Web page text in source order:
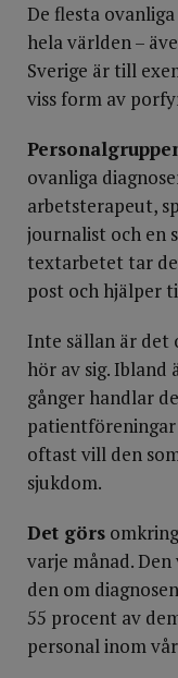
De flesta
hela världen –
Sverige är till
viss form av
ovanliga
arbetsterapeut,
journalist och en
textarbetet tar
post och hjälper
Inte sällan är det
hör av sig. Ibland
gånger handlar
oftast vill den
sjukdom.
Det görs
varje månad.
den om
55 procent av
personal inom